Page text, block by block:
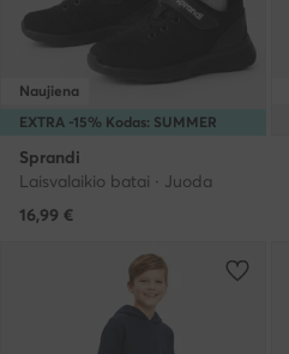
EXTRA -15% Kodas: SUMMER
Naujiena
Sprandi
Laisvalaikio batai · Juoda
16,99 €